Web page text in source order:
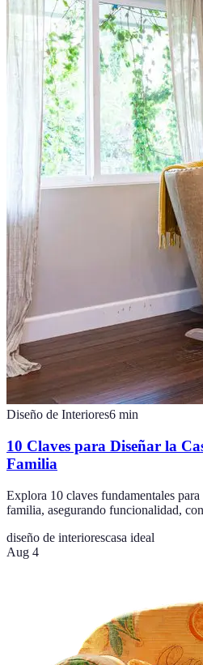
Diseño de Interiores6 min
10 Claves para Diseñar la
Familia
Explora 10 claves fundamentales
familia, asegurando funcionalidad,
diseño de interiorescasa ideal
Aug 4